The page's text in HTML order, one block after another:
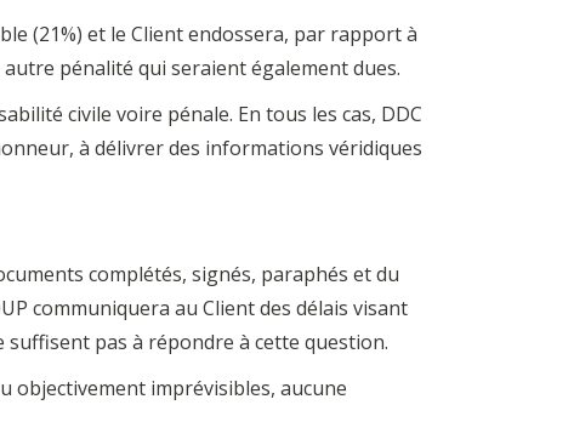
(21%) et le Client endossera, par rapport à
pénalité qui seraient également dues.
civile voire pénale. En tous les cas, DDC
à délivrer des informations véridiques
complétés, signés, paraphés et du
communiquera au Client des délais visant
suffisent pas à répondre à cette question.
objectivement imprévisibles, aucune